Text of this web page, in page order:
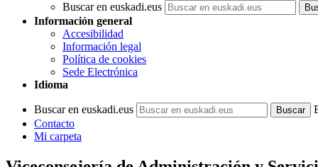
Buscar en euskadi.eus
Información general
Accesibilidad
Información legal
Política de cookies
Sede Electrónica
Idioma
Buscar en euskadi.eus
Contacto
Mi carpeta